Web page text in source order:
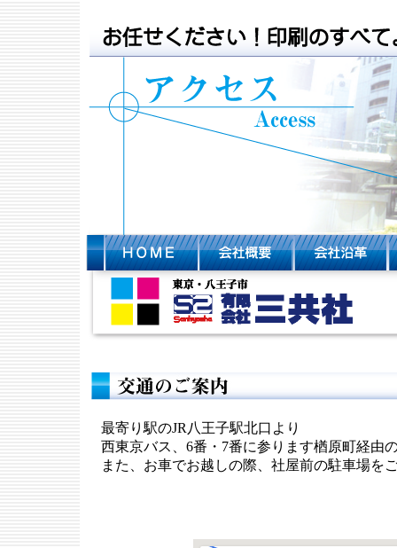
最寄り駅のJR八王子駅北口より
西東京バス、6番・7番に参ります楢原町経由
また、お車でお越しの際、社屋前の駐車場を